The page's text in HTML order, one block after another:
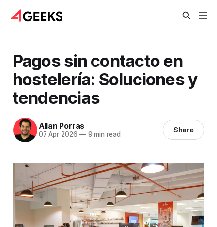
Pagos sin contacto en
hostelería: Soluciones y
tendencias
Allan Porras
07 Apr 2026 —9 min read Share